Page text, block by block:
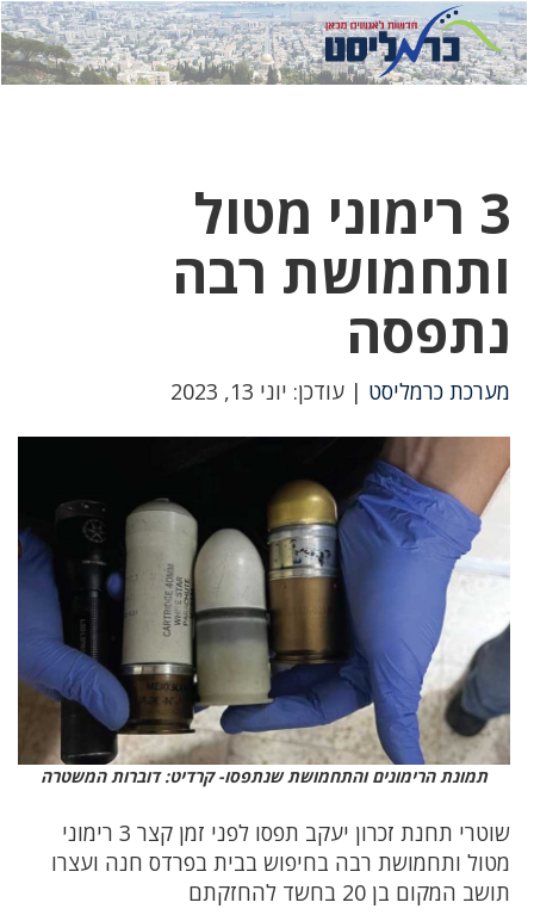
לחץ
כאן
לחץ
כדי
3 רימוני מטול
ותחמושת רבה
נתפסה
מערכת כרמליסט | עודכן: יוני 13, 2023
תמונת הרימונים והתחמושת שנתפסו- קרדיט: דוברות המשטרה
שוטרי תחנת זכרון יעקב תפסו לפני זמן קצר 3 רימוני
מטול ותחמושת רבה בחיפוש בבית בפרדס חנה ועצרו
תושב המקום בן 20 בחשד להחזקתם